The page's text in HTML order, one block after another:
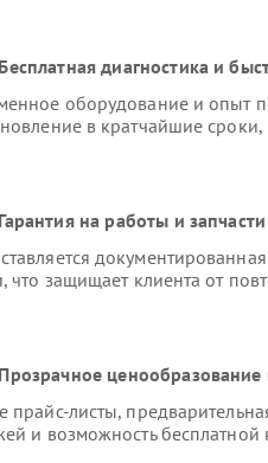
Бесплатная диагностика и
оборудование и опыт
в кратчайшие
Гарантия на работы и запчасти
что защищает клиента от
Прозрачное ценообразование
прайс-листы,
и возможность